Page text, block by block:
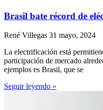
Brasil bate récord de
René Villegas 31 mayo, 2024
La electrificación está
participación de mercado
ejemplos es Brasil, que se
Seguir leyendo »